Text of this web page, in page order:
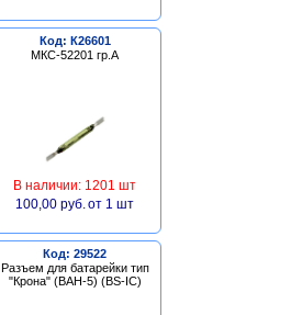
Код: К26601
МКС-52201 гр.А
В наличии: 1201 шт
100,00 руб. от 1 шт
Код: 29522
Разъем для батарейки тип
"Крона" (BAH-5) (BS-IC)